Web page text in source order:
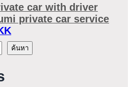
car with driver
private car service
ค้นหา